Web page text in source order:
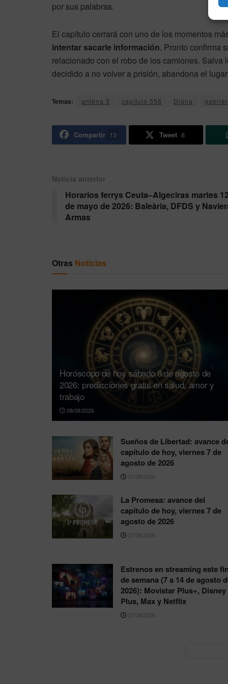
por sus palabras.
El capítulo cerrará con uno de los momentos
intentar sacarle información. Pronto confirma
relacionado con el robo de los camiones.
decidido a no volver a prisión, abandona el
Temas: antena 3 capítulo 558 Digna gabriel
Compartir 13 Tweet 8
Noticia anterior
Horarios ferrys Ceuta–Algeciras martes 12
de mayo de 2026: Baleària, DFDS y
Armas
Otras Noticias
Horóscopo de hoy sábado 8 de agosto de
2026: predicciones gratis en salud, amor y
trabajo
08/08/2026
Sueños de Libertad: avance
capítulo de hoy, viernes 7 de
agosto de 2026
07/08/2026
La Promesa: avance del
capítulo de hoy, viernes 7 de
agosto de 2026
07/08/2026
Estrenos en streaming este fin
de semana (7 a 14 de agosto
2026): Movistar Plus+, Disney
Plus, Max y Netflix
07/08/2026